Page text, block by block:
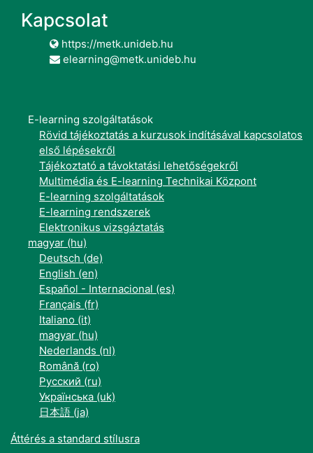
Kapcsolat
https://metk.unideb.hu
elearning@metk.unideb.hu
E-learning szolgáltatások
Rövid tájékoztatás a kurzusok indításával kapcsolatos
első lépésekről
Tájékoztató a távoktatási lehetőségekről
Multimédia és E-learning Technikai Központ
E-learning szolgáltatások
E-learning rendszerek
Elektronikus vizsgáztatás
magyar ‎(hu)‎
Deutsch ‎(de)‎
English ‎(en)‎
Español - Internacional ‎(es)‎
Français ‎(fr)‎
Italiano ‎(it)‎
magyar ‎(hu)‎
Nederlands ‎(nl)‎
Română ‎(ro)‎
Русский ‎(ru)‎
Українська ‎(uk)‎
日本語 ‎(ja)‎
Áttérés a standard stílusra